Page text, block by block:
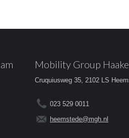
Mobility Group
Cruquiusweg 35, 2102 LS
023 529 0011
heemstede@mgh.nl